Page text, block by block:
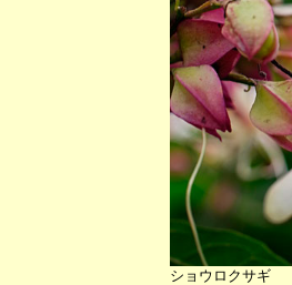
ショウロクサギ